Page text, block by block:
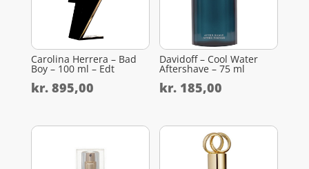
Carolina Herrera – Bad
Boy – 100 ml – Edt
kr.895,00
Davidoff – Cool Water
Aftershave – 75 ml
kr. 185,00